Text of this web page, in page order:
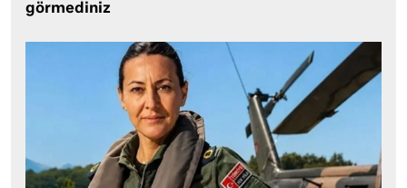
görmediniz